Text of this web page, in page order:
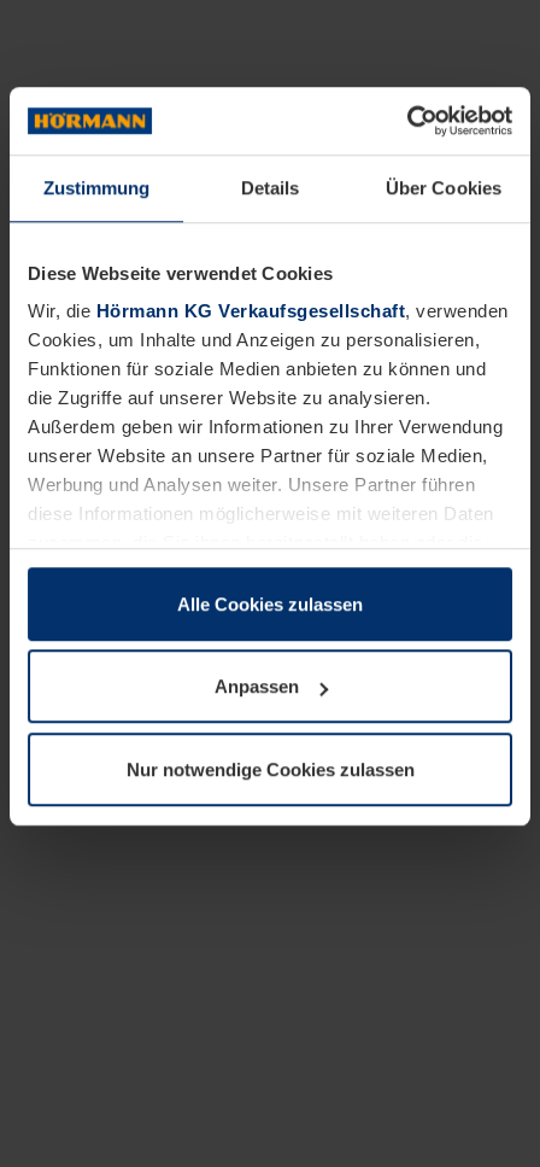
Zustimmung Details Über Cookies
Diese Webseite verwendet Cookies
Wir, die Hörmann KG Verkaufsgesellschaft, verwenden
Cookies, um Inhalte und Anzeigen zu personalisieren,
Funktionen für soziale Medien anbieten zu können und
die Zugriffe auf unserer Website zu analysieren.
Außerdem geben wir Informationen zu Ihrer Verwendung
unserer Website an unsere Partner für soziale Medien,
Werbung und Analysen weiter. Unsere Partner führen
diese Informationen möglicherweise mit weiteren Daten
sie im Rahmen Ihrer Nutzung der Dienste gesammelt
wenn diese für den Betrieb dieser Seite unbedingt
notwendig sind. Für alle anderen Cookie-Typen benötigen
wir Ihre Erlaubnis. Ihre Einwilligung können Sie jederzeit
Datenschutzerklärungunserer Website ändern oder
widerrufen.
Alle Cookies zulassen
Anpassen
Nur notwendige Cookies zulassen